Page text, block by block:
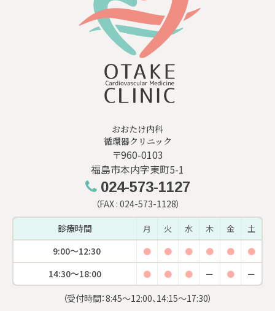
おおたけ内科
循環器クリニック
〒960-0103
福島市本内字東町5-1
024-573-1127
（FAX : 024-573-1128）
診療時間
月 火 水 木 金 土
9:00〜12:30 ● ● ● ● ● ●
14:30〜18:00 ● ● ● ー ● ー
（受付時間：8:45〜12:00、14:15〜17:30）